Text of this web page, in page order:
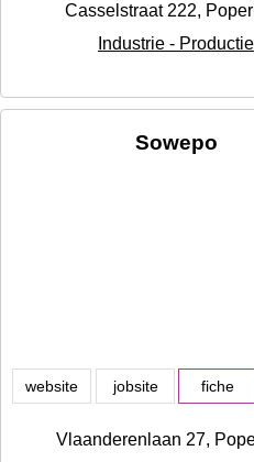
Casselstraat 222,
Industrie - Productie
Sowepo
website jobsite fiche
Vlaanderenlaan 27,